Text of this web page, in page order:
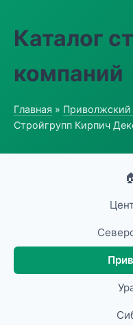
Каталог
компаний
Главная » Приволжский
Стройгрупп Кирпич